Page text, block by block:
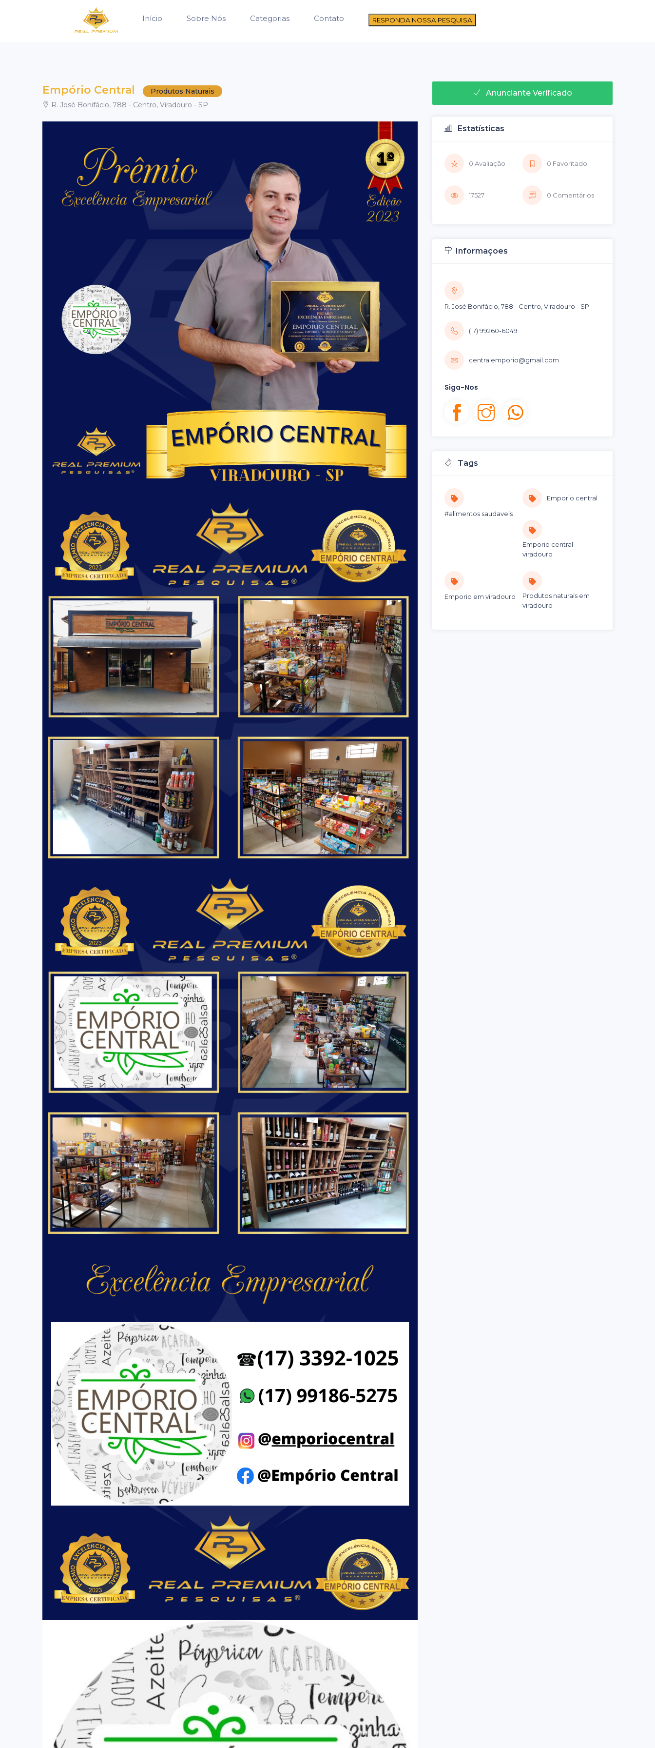
Início Sobre Nós Categorias Contato RESPONDA NOSSA PESQUISA
Empório Central
Produtos Naturais
R. José Bonifácio, 788 - Centro, Viradouro - SP
Anunciante Verificado
Estatísticas
0 Avaliação 0 Favoritado
17527 0 Comentários
Informações
R. José Bonifácio, 788 - Centro, Viradouro - SP
(17) 99260-6049
centralemporio@gmail.com
Siga-Nos
Tags
#alimentos saudaveis
Emporio central
Emporio central
viradouro
Emporio em viradouro
Produtos naturais em
viradouro